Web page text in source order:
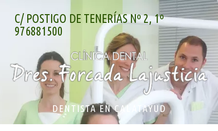
C/ POSTIGO DE TENERÍAS Nº 2, 1º
976881500
DENTISTA EN CALATAYUD